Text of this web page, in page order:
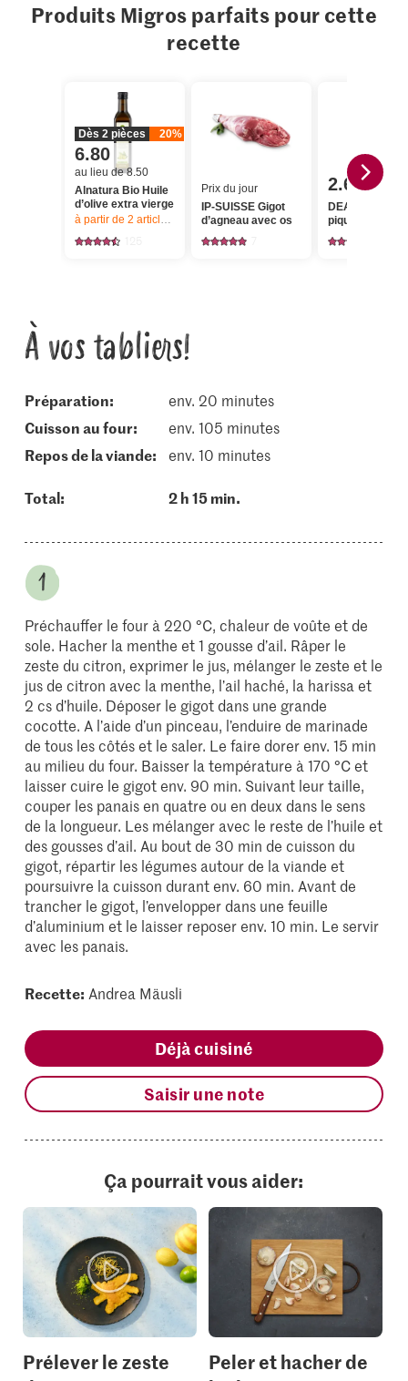
Produits Migros parfaits pour cette
recette
Dès 2 pièces 20%
6.80
au lieu de 8.50
Alnatura Bio Huile
d’olive extra vierge
à partir de 2 articles, Offre valable du 6.8 au 12.8.2026, jusqu’à
Prix du jour
IP-SUISSE Gigot
d’agneau avec os
2.60
DEA Sauce
piquante
À vos tabliers!
Préparation:
env. 20 minutes
cuisson au four:
env. 105 minutes
repos de la viande:
env. 10 minutes
Total: 2 h 15 min.
Préchauffer le four à 220 °C, chaleur de voûte et de
sole. Hacher la menthe et 1 gousse d’ail. Râper le
zeste du citron, exprimer le jus, mélanger le zeste et le
jus de citron avec la menthe, l’ail haché, la harissa et
2 cs d’huile. Déposer le gigot dans une grande
cocotte. A l’aide d’un pinceau, l’enduire de marinade
de tous les côtés et le saler. Le faire dorer env. 15 min
au milieu du four. Baisser la température à 170 °C et
laisser cuire le gigot env. 90 min. Suivant leur taille,
couper les panais en quatre ou en deux dans le sens
de la longueur. Les mélanger avec le reste de l’huile et
des gousses d’ail. Au bout de 30 min de cuisson du
gigot, répartir les légumes autour de la viande et
poursuivre la cuisson durant env. 60 min. Avant de
trancher le gigot, l’envelopper dans une feuille
d’aluminium et le laisser reposer env. 10 min. Le servir
avec les panais.
Recette: Andrea Mäusli
Déjà cuisiné
Saisir une note
Ça pourrait vous aider:
Prélever le zeste
Peler et hacher de